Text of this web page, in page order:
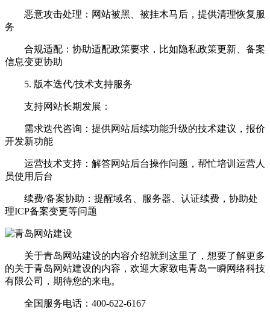
恶意攻击处理：网站被黑、被挂木马后，提供清理恢复服
务
合规适配：协助适配政策要求，比如隐私政策更新、备案
信息变更协助
5. 版本迭代/技术支持服务
支持网站长期发展：
需求迭代咨询：提供网站后续功能升级的技术建议，报价
开发新功能
运营技术支持：解答网站后台操作问题，帮忙培训运营人
员使用后台
续费/备案协助：提醒域名、服务器、认证续费，协助处
理ICP备案变更等问题
关于青岛网站建设的内容介绍就到这里了，想要了解更多
的关于青岛网站建设的内容，欢迎大家致电青岛一瞬网络科技
有限公司，期待您的来电。
全国服务电话：400-622-6167